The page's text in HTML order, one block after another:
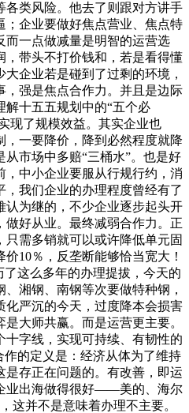
各类风险。他去了则跟对方讲手
；企业要做好焦点营业、焦点特
而一点做减量是明智的运营选
，带头不打价钱和，若是看得懂
企业若是碰到了过剩的环境，
，强是焦点合作力。并且是边际
十五五规划中的“五个必
现了规模效益。其实企业也
，一要降价，降到必然程度就降
市场中多赔“三桶水”。也是好
中小企业要服从行规行约，消
我们企业的办理程度曾经有了
认为继的，不少企业逐步起头开
做好从业。最终减弱合作力。正
需多销就可以或许降低单元固
10％，反垄断能够恰当宽大！
这么多年的办理提拔，今天的
湘钢、南钢等次要做特种钢，
化严沉的今天，过度降本会损害
大师共赢。而是运营更主要。
字线，实现可持续、有韧性的
作的定义是：经济从体为了维持
存正在问题的。有改善，即运
业出海做得很好——美的、海尔
这并不是意味着办理不主要。